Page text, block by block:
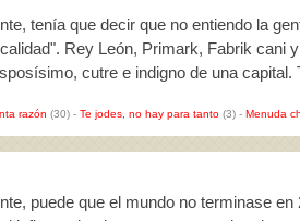
tenía que decir que no entiendo la
Rey León, Primark, Fabrik cani
cutre e indigno de una capital.
razón (30) - Te jodes, no hay para tanto (3) - Menuda
puede que el mundo no terminase